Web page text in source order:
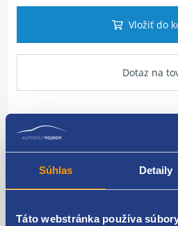
Súhlas Detaily
Táto webstránka používa
Vložiť do
Dotaz na
Popis produktu
Svetlo priehradky spolujazdca